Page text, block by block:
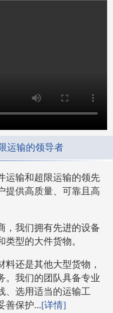
运输的领导者
运输和超限运输的领先
提供高质量、可靠且高
，我们拥有先进的设备
型的大件货物。
还是其他大型货物，
。我们的团队具备专业
、选用适当的运输工
善保护...[详情]